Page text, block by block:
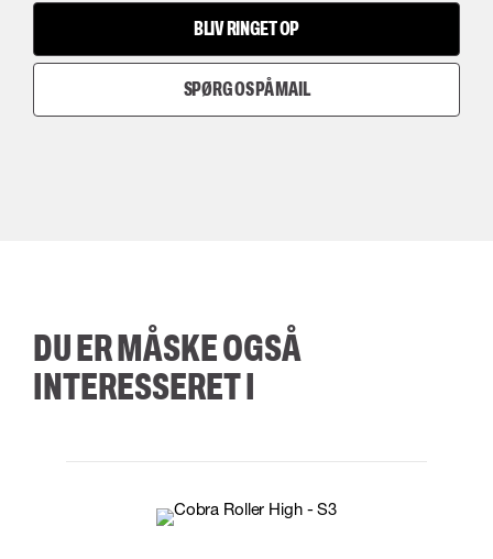
BLIV RINGET OP
SPØRG OS PÅ MAIL
DU ER MÅSKE OGSÅ
INTERESSERET I
38